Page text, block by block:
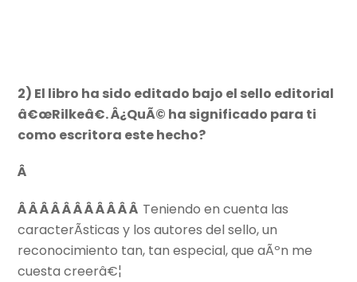
2) El libro ha sido editado bajo el sello editorial
â€œRilkeâ€. Â¿QuÃ© ha significado para ti
como escritora este hecho?
Â
Â Â Â Â Â Â Â Â Â Â Â Teniendo en cuenta las
caracterÃ­sticas y los autores del sello, un
reconocimiento tan, tan especial, que aÃºn me
cuesta creerâ€¦